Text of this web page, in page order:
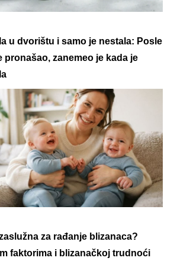
u dvorištu i samo je nestala: Posle
pronašao, zanemeo je kada je
za rađanje blizanaca?
faktorima i blizanačkoj trudnoći